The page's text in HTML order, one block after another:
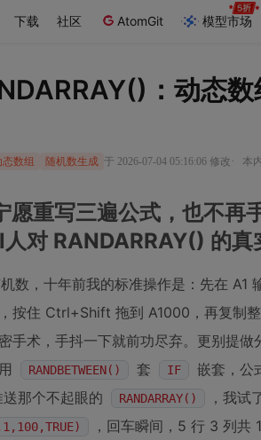
下载 社区 AtomGit 模型市场
：动态
态数组 随机数生成 于 2026-07-04 05:16:06 修改 · 本
愿重写三遍公式，也不
对 RANDARRAY() 的真
数，十年前我的标准操作是：先在 A1
按住 Ctrl+Shift 拖到 A1000，再复制
手术，手抖一下就前功尽弃。更别提
RANDBETWEEN() 套 IF
嵌套，公
那个不起眼的
RANDARRAY() ，我试
，回车瞬间，5 行 3 列